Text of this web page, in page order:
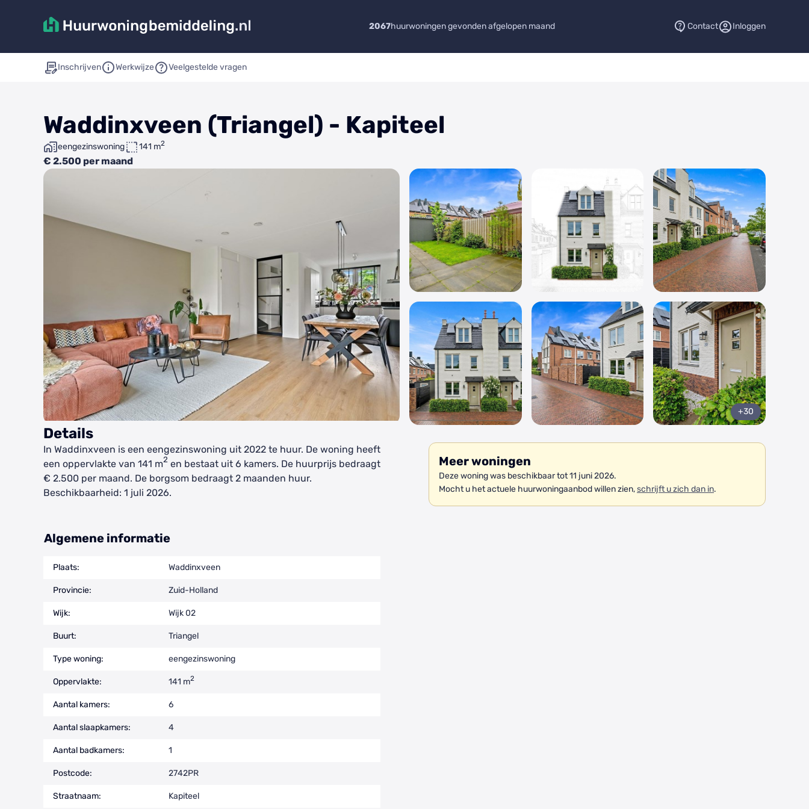
2067huurwoningen gevonden afgelopen maand Contact Inloggen
Inschrijven Werkwijze Veelgestelde vragen
Waddinxveen (Triangel) - Kapiteel
eengezinswoning 141 m2
€ 2.500 per maand
+30
Details
In Waddinxveen is een eengezinswoning uit 2022 te huur. De woning heeft
een oppervlakte van 141 m2 en bestaat uit 6 kamers. De huurprijs bedraagt
€ 2.500 per maand. De borgsom bedraagt 2 maanden huur.
Beschikbaarheid: 1 juli 2026.
Meer woningen
Deze woning was beschikbaar tot 11 juni 2026.
Mocht u het actuele huurwoningaanbod willen zien,schrijft u zich dan in.
Algemene informatie
Plaats: Waddinxveen
Provincie: Zuid-Holland
Wijk: Wijk 02
Buurt: Triangel
Type woning: eengezinswoning
Oppervlakte: 141 m2
Aantal kamers: 6
Aantal slaapkamers: 4
Aantal badkamers: 1
Postcode: 2742PR
Straatnaam: Kapiteel